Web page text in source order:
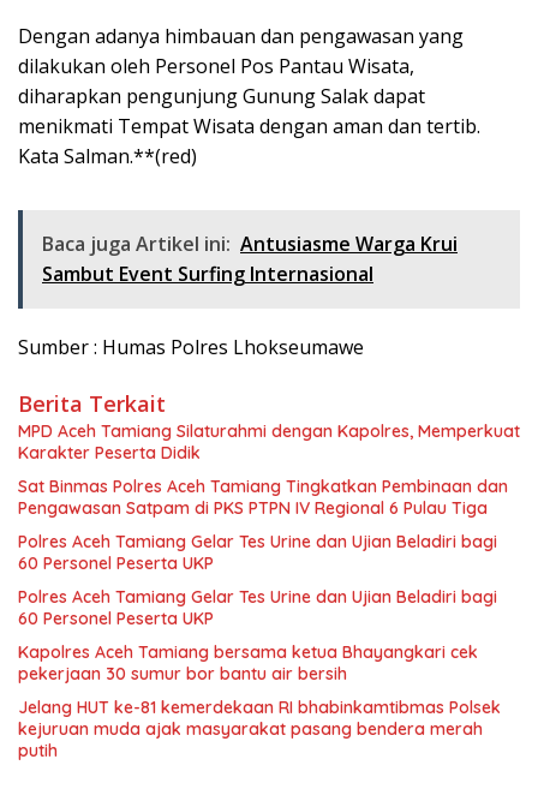
Dengan adanya himbauan dan pengawasan yang
dilakukan oleh Personel Pos Pantau Wisata,
diharapkan pengunjung Gunung Salak dapat
menikmati Tempat Wisata dengan aman dan tertib.
Kata Salman.**(red)
Baca juga Artikel ini: Antusiasme Warga Krui
Sambut Event Surfing Internasional
Sumber : Humas Polres Lhokseumawe
Berita Terkait
MPD Aceh Tamiang Silaturahmi dengan Kapolres, Memperkuat
Karakter Peserta Didik
Sat Binmas Polres Aceh Tamiang Tingkatkan Pembinaan dan
Pengawasan Satpam di PKS PTPN IV Regional 6 Pulau Tiga
Polres Aceh Tamiang Gelar Tes Urine dan Ujian Beladiri bagi
60 Personel Peserta UKP
Polres Aceh Tamiang Gelar Tes Urine dan Ujian Beladiri bagi
60 Personel Peserta UKP
Kapolres Aceh Tamiang bersama ketua Bhayangkari cek
pekerjaan 30 sumur bor bantu air bersih
Jelang HUT ke-81 kemerdekaan RI bhabinkamtibmas Polsek
kejuruan muda ajak masyarakat pasang bendera merah
putih